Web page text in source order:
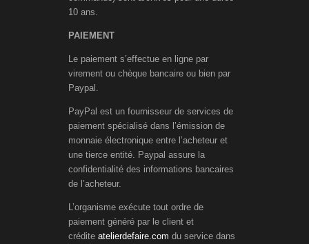
10 ans.
PAIEMENT
Le paiement s’effectue en ligne par
virement ou chèque bancaire ou bien par
Paypal.
PayPal est un fournisseur de services de
paiement spécialisé dans l’émission de
monnaie électronique entre l’acheteur et
une tierce entité. Paypal assure la
confidentialité des informations bancaires
de l’acheteur.
L’organisme exécute tout ordre de
paiement généré par le client et
crédite atelierdefaire.com du service dans